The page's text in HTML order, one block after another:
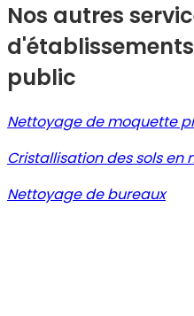
Nos autres
public
Nettoyage de moquette
Cristallisation des sols en
Nettoyage de bureaux